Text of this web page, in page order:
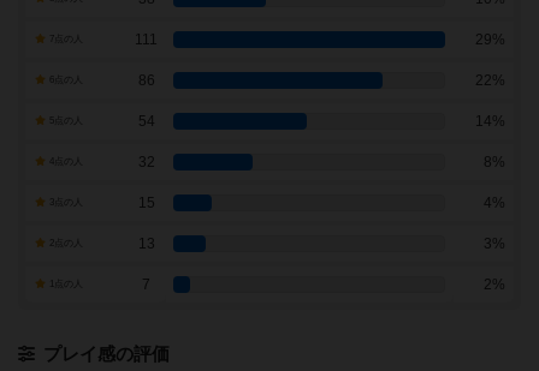
7点の人 111 29%
86 22%
54 14%
32 8%
15 4%
13 3%
7 2%
プレイ感の評価